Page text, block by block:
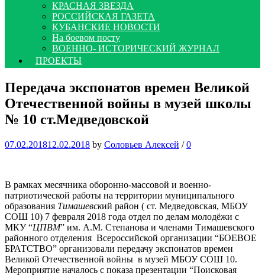
КРАСНАЯ ЗВЕЗДА
РОССИЙСКАЯ ГАЗЕТА
КУБАНСКИЕ НОВОСТИ
На боевом посту
ВОЕННО- ИСТОРИЧЕСКИЙ ЖУРНАЛ
ПРОЕКТЫ
Передача экспонатов времен Великой
Отечественной войны в музей школы
№ 10 ст.Медведовской
07.02.201812.02.2018 by Соловьев Алексей / 0
В рамках месячника оборонно-массовой и военно-
патриотической работы на территории муниципального
образования Тимашевский район ( ст. Медведовская, МБОУ
СОШ 10) 7 февраля 2018 года отдел по делам молодёжи с
МКУ “ЦПВМ” им. А.М. Степанова и членами Тимашевского
районного отделения Всероссийской организации “БОЕВОЕ
БРАТСТВО” организовали передачу экспонатов времен
Великой Отечественной войны в музей МБОУ СОШ 10.
Мероприятие началось с показа презентации “Поисковая